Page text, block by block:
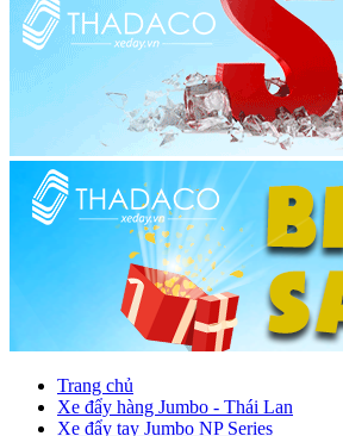
Trang chủ
Xe đẩy hàng Jumbo - Thái Lan
Xe đẩy tay Jumbo NP Series